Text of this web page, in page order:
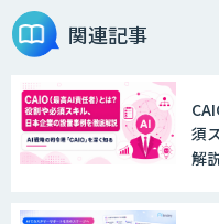
関連記事
須
解